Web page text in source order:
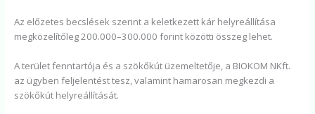
Az előzetes becslések szerint a keletkezett kár helyreállítása
megközelítőleg 200.000–300.000 forint közötti összeg lehet.
A terület fenntartója és a szökőkút üzemeltetője, a BIOKOM NKft.
az ügyben feljelentést tesz, valamint hamarosan megkezdi a
szökőkút helyreállítását.